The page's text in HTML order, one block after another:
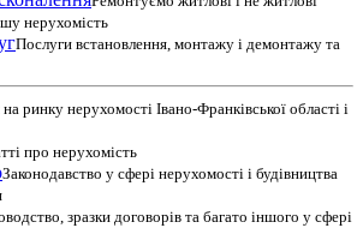
нерухомість
Послуги встановлення, монтажу і демонтажу та
ринку нерухомості Івано-Франківської області і
про нерухомість
Законодавство у сфері нерухомості і будівництва
зразки договорів та багато іншого у сфері